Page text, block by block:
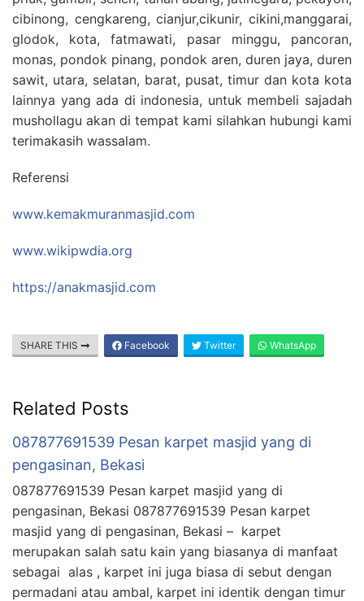
cibinong, cengkareng, cianjur,cikunir, cikini,manggarai,
glodok, kota, fatmawati, pasar minggu, pancoran,
monas, pondok pinang, pondok aren, duren jaya, duren
sawit, utara, selatan, barat, pusat, timur dan kota kota
lainnya yang ada di indonesia, untuk membeli sajadah
mushollagu akan di tempat kami silahkan hubungi kami
terimakasih wassalam.
Referensi
www.kemakmuranmasjid.com
www.wikipwdia.org
https://anakmasjid.com
SHARE THIS Facebook Twitter WhatsApp
Related Posts
087877691539 Pesan karpet masjid yang di
pengasinan, Bekasi
087877691539 Pesan karpet masjid yang di
pengasinan, Bekasi 087877691539 Pesan karpet
masjid yang di pengasinan, Bekasi – karpet
merupakan salah satu kain yang biasanya di manfaat
sebagai alas , karpet ini juga biasa di sebut dengan
permadani atau ambal, karpet ini identik dengan timur